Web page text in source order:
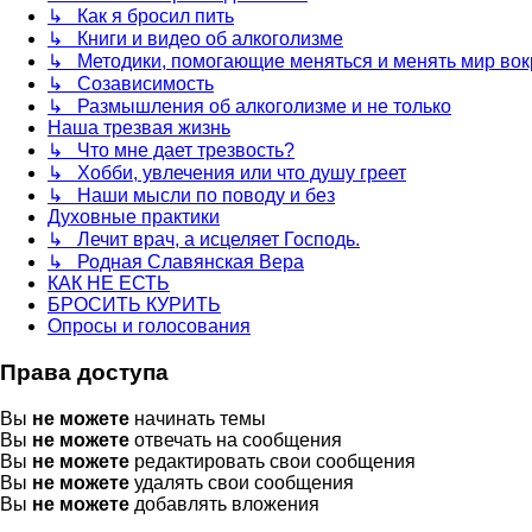
↳ Как я бросил пить
↳ Книги и видео об алкоголизме
↳ Методики, помогающие меняться и менять мир
↳ Созависимость
↳ Размышления об алкоголизме и не только
Наша трезвая жизнь
↳ Что мне дает трезвость?
↳ Хобби, увлечения или что душу греет
↳ Наши мысли по поводу и без
Духовные практики
↳ Лечит врач, а исцеляет Господь.
↳ Родная Славянская Вера
КАК НЕ ЕСТЬ
БРОСИТЬ КУРИТЬ
Опросы и голосования
Права доступа
Вы не можете начинать темы
Вы не можете отвечать на сообщения
Вы не можете редактировать свои сообщения
Вы не можете удалять свои сообщения
Вы не можете добавлять вложения